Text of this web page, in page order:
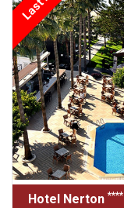
Hotel Nerton ****